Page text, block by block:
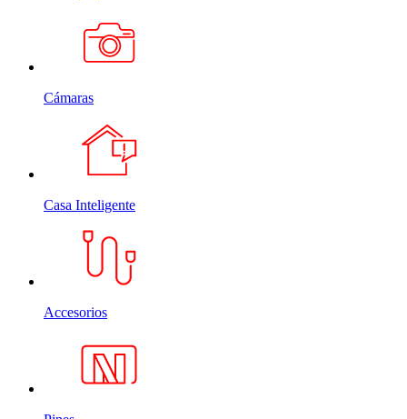
Cámaras
Casa Inteligente
Accesorios